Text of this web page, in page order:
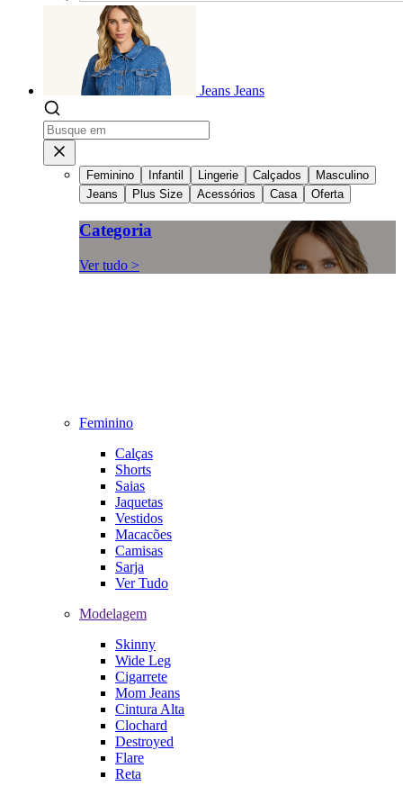
Jeans Jeans
Feminino Infantil Lingerie Calçados
Masculino
Jeans
Plus Size Acessórios Casa Oferta
Categoria
Ver tudo >
Feminino
Calças
Shorts
Saias
Jaquetas
Vestidos
Macacões
Camisas
Sarja
Ver Tudo
Modelagem
Skinny
Wide Leg
Cigarrete
Mom Jeans
Cintura Alta
Clochard
Destroyed
Flare
Reta